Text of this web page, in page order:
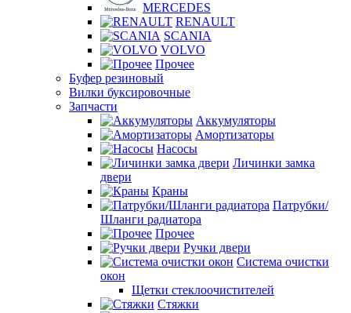
MERCEDES
RENAULT
SCANIA
VOLVO
Прочее
Буфер резиновый
Вилки буксировочные
Запчасти
Аккумуляторы
Амортизаторы
Насосы
Личинки замка
двери
Краны
Патрубки/
Шланги радиатора
Прочее
Ручки двери
Система очистки
окон
Щетки стеклоочистителей
Стяжки